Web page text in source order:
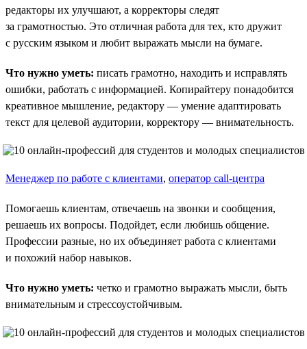
редакторы их улучшают, а корректоры следят
за грамотностью. Это отличная работа для тех, кто дружит
с русским языком и любит выражать мысли на бумаге.
Что нужно уметь: писать грамотно, находить и исправлять
ошибки, работать с информацией. Копирайтеру понадобится
креативное мышление, редактору — умение адаптировать
текст для целевой аудитории, корректору — внимательность.
Менеджер по работе с клиентами, оператор call-центра
Помогаешь клиентам, отвечаешь на звонки и сообщения,
решаешь их вопросы. Подойдет, если любишь общение.
Профессии разные, но их объединяет работа с клиентами
и похожий набор навыков.
Что нужно уметь: четко и грамотно выражать мысли, быть
внимательным и стрессоустойчивым.